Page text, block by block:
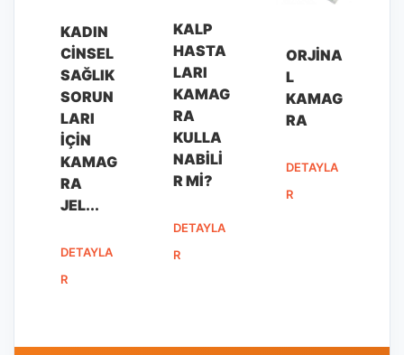
KADIN
CINSEL
SAĞLIK
SORUN
LARI
İÇIN
KAMAG
RA
JEL...
DETAYLA
R
KALP
HASTA
LARI
KAMAG
RA
KULLA
NABILI
R MI?
DETAYLA
R
ORJINA
L
KAMAG
RA
DETAYLA
R